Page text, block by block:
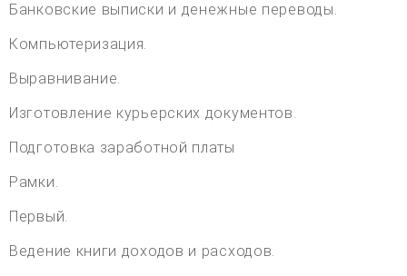
Банковские выписки и денежные переводы.
Компьютеризация.
Выравнивание.
Изготовление курьерских документов.
Подготовка заработной платы
Рамки.
Первый.
Ведение книги доходов и расходов.